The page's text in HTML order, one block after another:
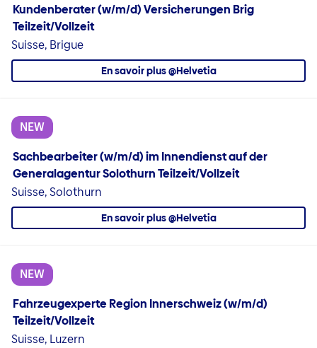
Kundenberater (w/m/d) Versicherungen Brig
Teilzeit/Vollzeit
Suisse, Brigue
En savoir plus @Helvetia
NEW
Sachbearbeiter (w/m/d) im Innendienst auf der
Generalagentur Solothurn Teilzeit/Vollzeit
Suisse, Solothurn
En savoir plus @Helvetia
NEW
Fahrzeugexperte Region Innerschweiz (w/m/d)
Teilzeit/Vollzeit
Suisse, Luzern